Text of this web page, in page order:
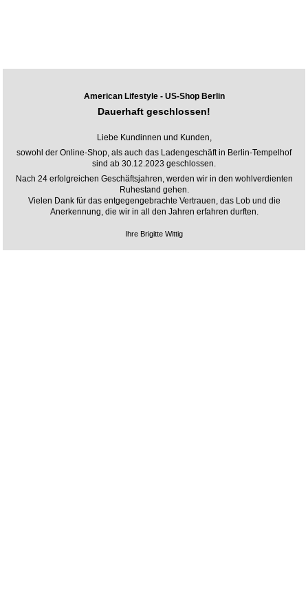
American Lifestyle - US-Shop Berlin
Dauerhaft geschlossen!
Liebe Kundinnen und Kunden,
sowohl der Online-Shop, als auch das Ladengeschäft in Berlin-Tempelhof
sind ab 30.12.2023 geschlossen.
Nach 24 erfolgreichen Geschäftsjahren, werden wir in den wohlverdienten
Ruhestand gehen.
Vielen Dank für das entgegengebrachte Vertrauen, das Lob und die
Anerkennung, die wir in all den Jahren erfahren durften.
Ihre Brigitte Wittig